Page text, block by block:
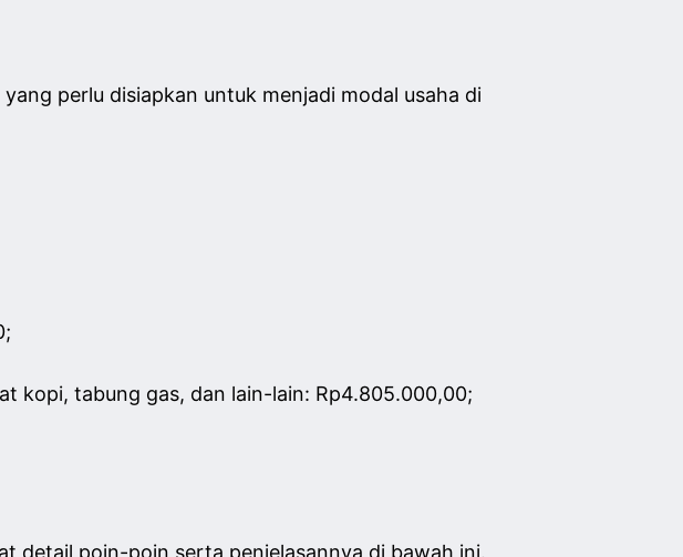
perlu disiapkan untuk menjadi modal usaha di
kopi, tabung gas, dan lain-lain: Rp4.805.000,00;
detail poin-poin serta penjelasannya di bawah ini.